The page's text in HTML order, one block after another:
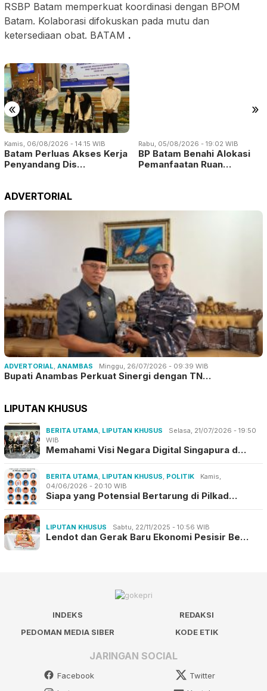
RSBP Batam memperkuat koordinasi dengan BPOM
Batam. Kolaborasi difokuskan pada mutu dan
ketersediaan obat. BATAM .
« »
Kamis, 06/08/2026 - 14:15 WIB
Batam Perluas Akses Kerja
Penyandang Dis…
ADVERTORIAL
ADVERTORIAL, ANAMBAS Minggu, 26/07/2026 - 09:39 WIB
Bupati Anambas Perkuat Sinergi dengan TN…
LIPUTAN KHUSUS
BERITA UTAMA, LIPUTAN KHUSUS
Selasa, 21/07/2026 - 19:50
WIB
Memahami Visi Negara Digital Singapura d…
BERITA UTAMA, LIPUTAN KHUSUS, POLITIK
Kamis,
04/06/2026 - 20:10 WIB
Siapa yang Potensial Bertarung di Pilkad…
LIPUTAN KHUSUS Sabtu, 22/11/2025 - 10:56 WIB
Lendot dan Gerak Baru Ekonomi Pesisir Be…
INDEKS
REDAKSI
PEDOMAN MEDIA SIBER
KODE ETIK
JARINGAN SOCIAL
Facebook
Twitter